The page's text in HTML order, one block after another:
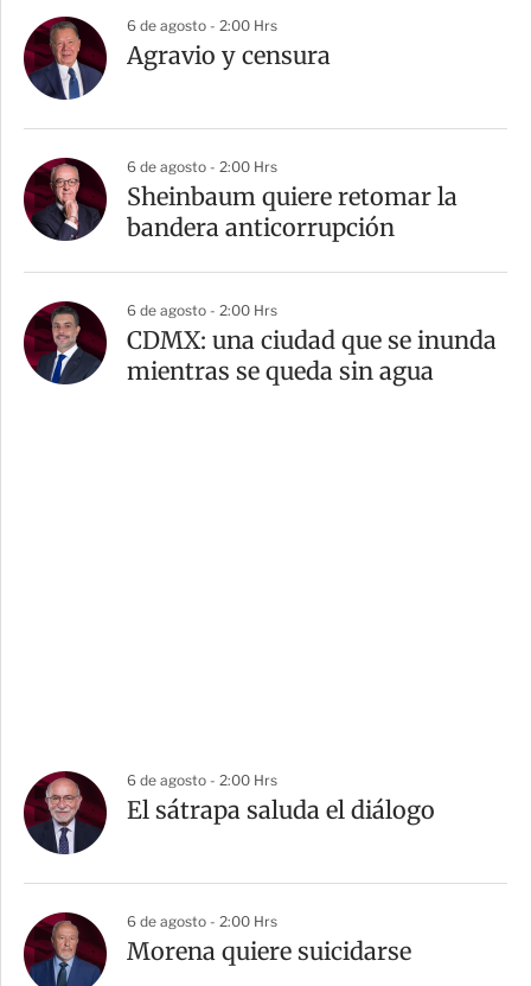
6 de agosto - 2:00 Hrs
Agravio y censura
6 de agosto - 2:00 Hrs
Sheinbaum quiere retomar la
bandera anticorrupción
6 de agosto - 2:00 Hrs
CDMX: una ciudad que se inunda
mientras se queda sin agua
6 de agosto - 2:00 Hrs
El sátrapa saluda el diálogo
6 de agosto - 2:00 Hrs
Morena quiere suicidarse